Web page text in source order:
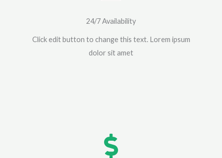
24/7 Availability
Click edit button to change this text. Lorem ipsum
dolor sit amet